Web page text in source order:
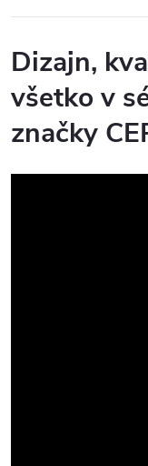
Dizajn,
všetko v
značky